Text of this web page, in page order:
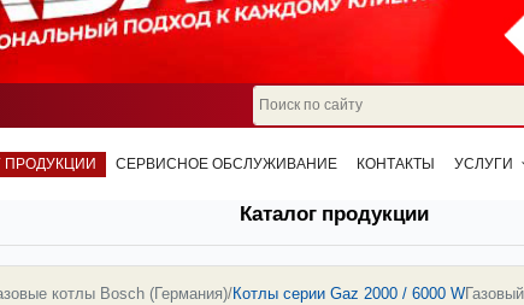
ПРОДУКЦИИ СЕРВИСНОЕ ОБСЛУЖИВАНИЕ КОНТАКТЫ УСЛУГИ
Каталог продукции
котлы Bosch (Германия)/Котлы серии Gaz 2000 / 6000 W